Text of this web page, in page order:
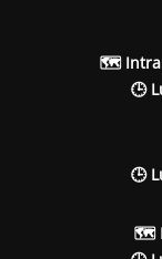
🗺
🕒
🕒
🗺